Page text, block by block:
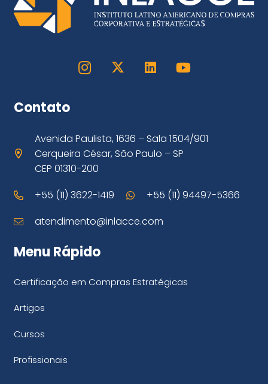
Contato
Avenida Paulista, 1636 – Sala 1504/901
Cerqueira César, São Paulo – SP
CEP 01310-200
+55 (11) 3622-1419
+55 (11) 94497-5366
atendimento@inlacce.com
Menu Rápido
Certificação em Compras Estratégicas
Artigos
Cursos
Profissionais